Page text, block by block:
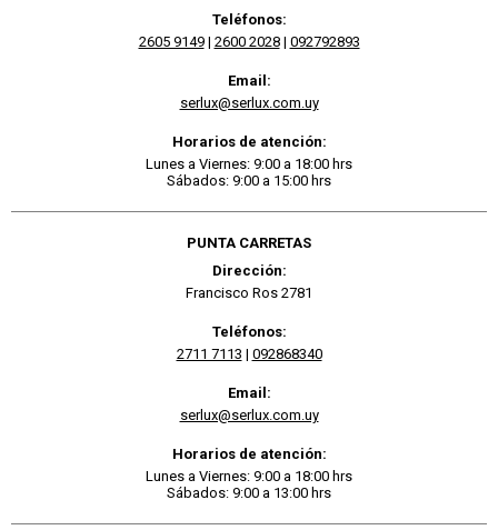
Teléfonos:
2605 9149| 2600 2028| 092792893
Email:
serlux@serlux.com.uy
Horarios de atención:
Lunes a Viernes: 9:00 a 18:00 hrs
Sábados: 9:00 a 15:00 hrs
PUNTA CARRETAS
Dirección:
Francisco Ros 2781
Teléfonos:
2711 7113 | 092868340
Email:
serlux@serlux.com.uy
Horarios de atención:
Lunes a Viernes: 9:00 a 18:00 hrs
Sábados: 9:00 a 13:00 hrs